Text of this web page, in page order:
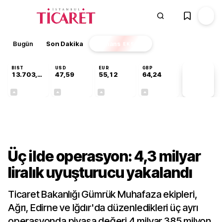
Bugün Son Dakika Finans EKSTRA
BIST
13.703,13
USD
47,59
EUR
55,12
GBP
64,24
Üç ilde operasyon: 4,3 milyar
liralık uyuşturucu yakalandı
Ticaret Bakanlığı Gümrük Muhafaza ekipleri,
Ağrı, Edirne ve Iğdır'da düzenledikleri üç ayrı